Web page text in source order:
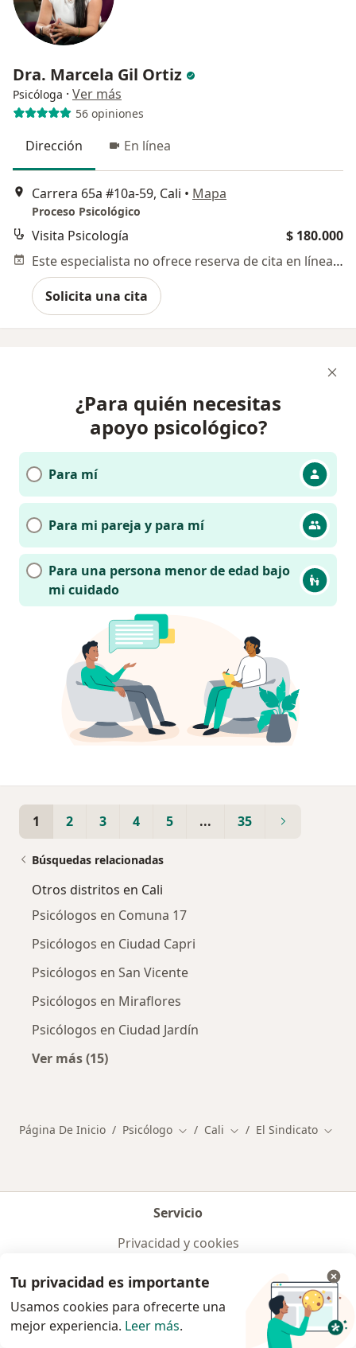
Dra. Marcela Gil Ortiz
Psicóloga · Ver más
56 opiniones
Dirección En línea
Carrera 65a #10a-59, Cali • Mapa
Proceso Psicológico
Visita Psicología
$ 180.000
Este especialista no ofrece reserva de cita en línea en esta dirección.
Solicita una cita
¿Para quién necesitas
apoyo psicológico?
Para mí
Para mi pareja y para mí
Para una persona menor de edad bajo
mi cuidado
1 2 3 4 5 ... 35
Búsquedas relacionadas
Otros distritos en Cali
Psicólogos en Comuna 17
Psicólogos en Ciudad Capri
Psicólogos en San Vicente
Psicólogos en Miraflores
Psicólogos en Ciudad Jardín
Ver más (15)
Página De Inicio Psicólogo Cambiar de ciudad
Cali Cambiar de ciudad
El Sindicato
Servicio
Privacidad y cookies
Contacto
Empleos Nuevas posiciones
Términos y condiciones
Tu privacidad es importante
Usamos cookies para ofrecerte una
mejor experiencia. Leer más.